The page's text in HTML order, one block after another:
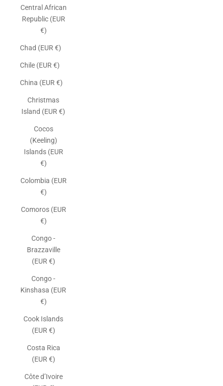
Central African
Republic (EUR
€)
Chad (EUR €)
Chile (EUR €)
China (EUR €)
Christmas
Island (EUR €)
Cocos
(Keeling)
Islands (EUR
€)
Colombia (EUR
€)
Comoros (EUR
€)
Congo -
Brazzaville
(EUR €)
Congo -
Kinshasa (EUR
€)
Cook Islands
(EUR €)
Costa Rica
(EUR €)
Côte d’Ivoire